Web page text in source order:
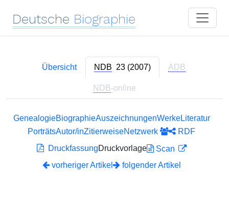
Deutsche Biographie
Übersicht NDB 23 (2007) ADB
NDB-online
GenealogieBiographieAuszeichnungenWerkeLiteratur
PorträtsAutor/inZitierweiseNetzwerk
RDF
DruckfassungDruckvorlage
Scan
vorheriger Artikel
folgender Artikel